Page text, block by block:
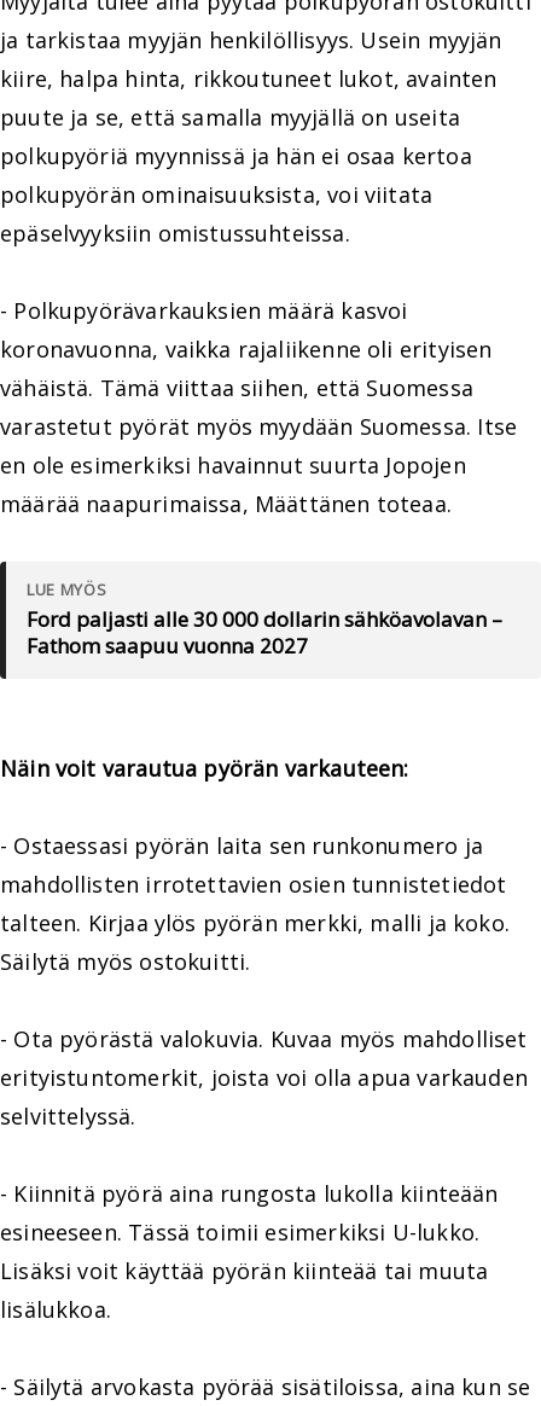
ja tarkistaa myyjän henkilöllisyys. Usein myyjän
kiire, halpa hinta, rikkoutuneet lukot, avainten
puute ja se, että samalla myyjällä on useita
polkupyöriä myynnissä ja hän ei osaa kertoa
polkupyörän ominaisuuksista, voi viitata
epäselvyyksiin omistussuhteissa.
- Polkupyörävarkauksien määrä kasvoi
koronavuonna, vaikka rajaliikenne oli erityisen
vähäistä. Tämä viittaa siihen, että Suomessa
varastetut pyörät myös myydään Suomessa. Itse
en ole esimerkiksi havainnut suurta Jopojen
määrää naapurimaissa, Määttänen toteaa.
LUE MYÖS
Ford paljasti alle 30 000 dollarin sähköavolavan –
Fathom saapuu vuonna 2027
Näin voit varautua pyörän varkauteen:
- Ostaessasi pyörän laita sen runkonumero ja
mahdollisten irrotettavien osien tunnistetiedot
talteen. Kirjaa ylös pyörän merkki, malli ja koko.
Säilytä myös ostokuitti.
- Ota pyörästä valokuvia. Kuvaa myös mahdolliset
erityistuntomerkit, joista voi olla apua varkauden
selvittelyssä.
- Kiinnitä pyörä aina rungosta lukolla kiinteään
esineeseen. Tässä toimii esimerkiksi U-lukko.
Lisäksi voit käyttää pyörän kiinteää tai muuta
lisälukkoa.
- Säilytä arvokasta pyörää sisätiloissa, aina kun se